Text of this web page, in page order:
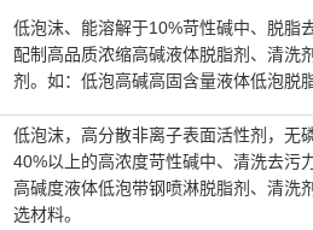
低泡沫、能溶解于10%苛性碱中、脱脂
配制高品质浓缩高碱液体脱脂剂、清洗
剂。如：低泡高碱高固含量液体低泡脱脂
低泡沫，高分散非离子表面活性剂，无
40%以上的高浓度苛性碱中、清洗去污
高碱度液体低泡带钢喷淋脱脂剂、清洗
选材料。